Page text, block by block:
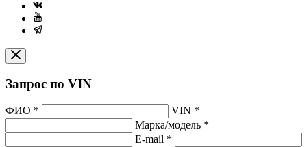
Запрос по VIN
ФИО * VIN *
Марка/модель *
E-mail *